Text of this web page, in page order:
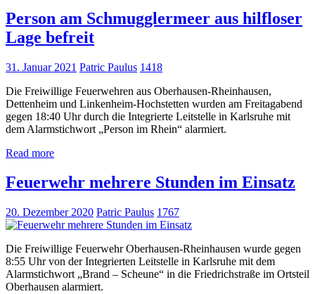
Person am Schmugglermeer aus hilfloser
Lage befreit
31. Januar 2021 Patric Paulus 1418
Die Freiwillige Feuerwehren aus Oberhausen-Rheinhausen,
Dettenheim und Linkenheim-Hochstetten wurden am Freitagabend
gegen 18:40 Uhr durch die Integrierte Leitstelle in Karlsruhe mit
dem Alarmstichwort „Person im Rhein“ alarmiert.
Read more
Feuerwehr mehrere Stunden im Einsatz
20. Dezember 2020 Patric Paulus 1767
Die Freiwillige Feuerwehr Oberhausen-Rheinhausen wurde gegen
8:55 Uhr von der Integrierten Leitstelle in Karlsruhe mit dem
Alarmstichwort „Brand – Scheune“ in die Friedrichstraße im Ortsteil
Oberhausen alarmiert.